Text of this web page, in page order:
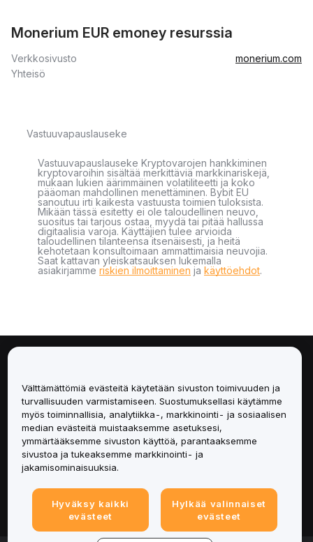
Monerium EUR emoney resurssia
Verkkosivusto
monerium.com
Yhteisö
Vastuuvapauslauseke
Vastuuvapauslauseke Kryptovarojen hankkiminen
kryptovaroihin sisältää merkittäviä markkinariskejä,
mukaan lukien äärimmäinen volatiliteetti ja koko
pääoman mahdollinen menettäminen. Bybit EU
sanoutuu irti kaikesta vastuusta toimien tuloksista.
Mikään tässä esitetty ei ole taloudellinen neuvo,
suositus tai tarjous ostaa, myydä tai pitää hallussa
digitaalisia varoja. Käyttäjien tulee arvioida
taloudellinen tilanteensa itsenäisesti, ja heitä
kehotetaan konsultoimaan ammattimaisia neuvojia.
Saat kattavan yleiskatsauksen lukemalla
asiakirjamme riskien ilmoittaminen ja käyttöehdot.
Palvelut
Tuki
Tuotteet
Lakiasiat
Välttämättömiä evästeitä käytetään sivuston toimivuuden ja
turvallisuuden varmistamiseen. Suostumuksellasi käytämme
myös toiminnallisia, analytiikka-, markkinointi- ja sosiaalisen
median evästeitä muistaaksemme asetuksesi,
ymmärtääksemme sivuston käyttöä, parantaaksemme
sivustoa ja tukeaksemme markkinointi- ja
jakamisominaisuuksia.
Hyväksy kaikki
evästeet
Hylkää valinnaiset
evästeet